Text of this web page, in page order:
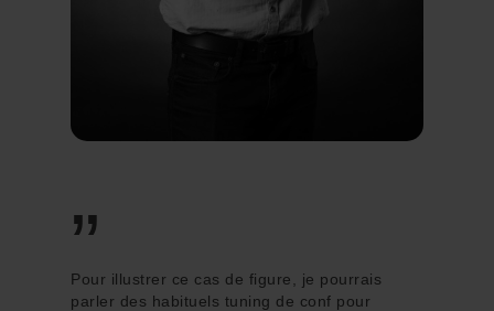
”
Pour illustrer ce cas de figure, je pourrais
parler des habituels tuning de conf pour